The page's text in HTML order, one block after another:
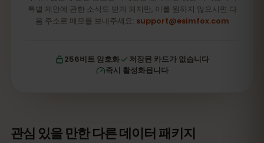
특별 제안에 관한 소식도 받게 되지만, 이를 원하지 않으시면 다
음 주소로 메모를 보내주세요: support@esimfox.com
256비트 암호화
저장된 카드가 없습니다
즉시 활성화됩니다
관심 있을 만한 다른 데이터 패키지